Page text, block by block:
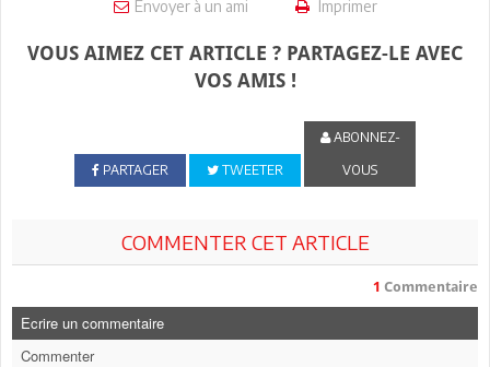
Envoyer à un ami Imprimer
VOUS AIMEZ CET ARTICLE ? PARTAGEZ-LE AVEC
VOS AMIS !
PARTAGER TWEETER
ABONNEZ-
VOUS
COMMENTER CET ARTICLE
1 Commentaire
Ecrire un commentaire
Commenter